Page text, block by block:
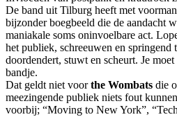
De band uit Tilburg heeft met
bijzonder boegbeeld die de aandacht
maniakale soms oninvoelbare act.
het publiek, schreeuwen en
doordendert, stuwt en scheurt. Je
bandje.
Dat geldt niet voorthe Wombats die
meezingende publiek niets fout
voorbij; “Moving to New York”,